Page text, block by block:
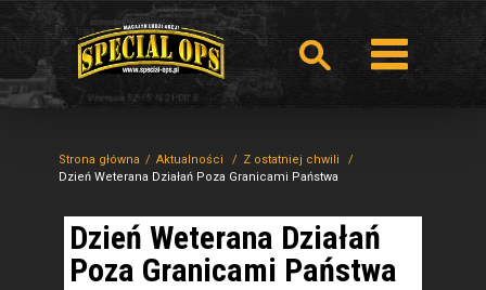
Strona główna Aktualności
Z ostatniej chwili
Dzień Weterana Działań Poza Granicami Państwa
Dzień Weterana Działań
Poza Granicami Państwa